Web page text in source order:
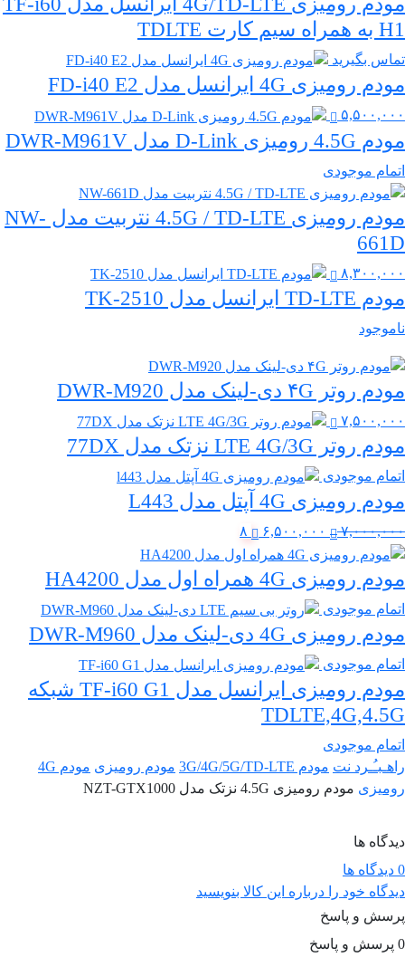
H1 به همراه سیم کارت TDLTE
تماس بگیرید
مودم رومیزی 4G ایرانسل مدل FD-i40 E2
۵,۵۰۰,۰۰۰
مودم 4.5G رومیزی D-Link مدل DWR-M961V
اتمام موجودی
مودم رومیزی 4.5G / TD-LTE نتربیت مدل NW-
661D
۸,۳۰۰,۰۰۰
مودم TD-LTE ایرانسل مدل TK-2510
ناموجود
مودم روتر ۴G دی-لینک مدل DWR-M920
۷,۵۰۰,۰۰۰
مودم روتر LTE 4G/3G نزتک مدل 77DX
اتمام موجودی
مودم رومیزی 4G آپتل مدل L443
۷,۰۰۰,۰۰۰
قیمت
اصلی:
۷,۰۰۰,۰۰۰ تومان
بود.
۶,۵۰۰,۰۰۰
قیمت
فعلی:
۶,۵۰۰,۰۰۰ تومان.
۸
مودم رومیزی 4G همراه اول مدل HA4200
اتمام موجودی
مودم رومیزی 4G دی-لینک مدل DWR-M960
اتمام موجودی
مودم رومیزی ایرانسل مدل TF-i60 G1 شبکه
TDLTE,4G,4.5G
اتمام موجودی
راهـبـُـرد نت مودم 3G/4G/5G/TD-LTE مودم رومیزی
مودم 4G
رومیزی مودم رومیزی 4.5G نزتک مدل NZT-GTX1000
دیدگاه ها
0 دیدگاه ها
دیدگاه خود را درباره این کالا بنویسید
پرسش و پاسخ
0 پرسش و پاسخ